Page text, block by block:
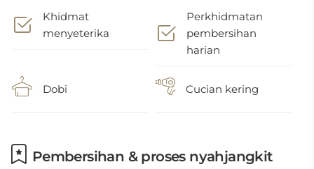
Khidmat
menyeterika
Perkhidmatan
pembersihan
harian
Dobi Cucian kering
Pembersihan & proses nyahjangkit